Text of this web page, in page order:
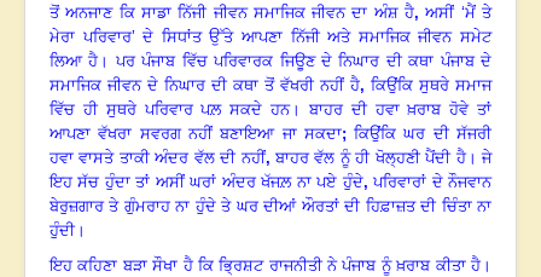
ਤੋਂ ਅਨਜਾਣ ਕਿ ਸਾਡਾ ਨਿੱਜੀ ਜੀਵਨ ਸਮਾਜਿਕ ਜੀਵਨ ਦਾ ਅੰਸ਼ ਹੈ,ਅਸੀਂ ‘ਮੈਂ ਤੇ
ਮੇਰਾ ਪਰਿਵਾਰ’ ਦੇ ਸਿਧਾਂਤ ਉੱਤੇ ਆਪਣਾ ਨਿੱਜੀ ਅਤੇ ਸਮਾਜਿਕ ਜੀਵਨ ਸਮੇਟ
ਲਿਆ ਹੈ। ਪਰ ਪੰਜਾਬ ਵਿੱਚ ਪਰਿਵਾਰਕ ਜਿਊਣ ਦੇ ਨਿਘਾਰ ਦੀ ਕਥਾ ਪੰਜਾਬ ਦੇ
ਸਮਾਜਿਕ ਜੀਵਨ ਦੇ ਨਿਘਾਰ ਦੀ ਕਥਾ ਤੋਂ ਵੱਖਰੀ ਨਹੀਂ ਹੈ, ਕਿਉਂਕਿ ਸੁਥਰੇ ਸਮਾਜ
ਵਿੱਚ ਹੀ ਸੁਥਰੇ ਪਰਿਵਾਰ ਪਲ਼ ਸਕਦੇ ਹਨ। ਬਾਹਰ ਦੀ ਹਵਾ ਖ਼ਰਾਬ ਹੋਵੇ ਤਾਂ
ਆਪਣਾ ਵੱਖਰਾ ਸਵਰਗ ਨਹੀਂ ਬਣਾਇਆ ਜਾ ਸਕਦਾ;ਕਿਉਂਕਿ ਘਰ ਦੀ ਸੱਜਰੀ
ਹਵਾ ਵਾਸਤੇ ਤਾਕੀ ਅੰਦਰ ਵੱਲ ਦੀ ਨਹੀਂ,ਬਾਹਰ ਵੱਲ ਨੂੰ ਹੀ ਖੋਲ੍ਹਣੀ ਪੈਂਦੀ ਹੈ। ਜੇ
ਇਹ ਸੱਚ ਹੁੰਦਾ ਤਾਂ ਅਸੀਂ ਘਰਾਂ ਅੰਦਰ ਖੱਜਲ਼ ਨਾ ਪਏ ਹੁੰਦੇ,ਪਰਿਵਾਰਾਂ ਦੇ ਨੌਜਵਾਨ
ਬੇਰੁਜ਼ਗਾਰ ਤੇ ਗੁੰਮਰਾਹ ਨਾ ਹੁੰਦੇ ਤੇ ਘਰ ਦੀਆਂ ਔਰਤਾਂ ਦੀ ਹਿਫ਼ਾਜ਼ਤ ਦੀ ਚਿੰਤਾ ਨਾ
ਹੁੰਦੀ।
ਇਹ ਕਹਿਣਾ ਬੜਾ ਸੌਖਾ ਹੈ ਕਿ ਭ੍ਰਿਸ਼ਟ ਰਾਜਨੀਤੀ ਨੇ ਪੰਜਾਬ ਨੂੰ ਖ਼ਰਾਬ ਕੀਤਾ ਹੈ।